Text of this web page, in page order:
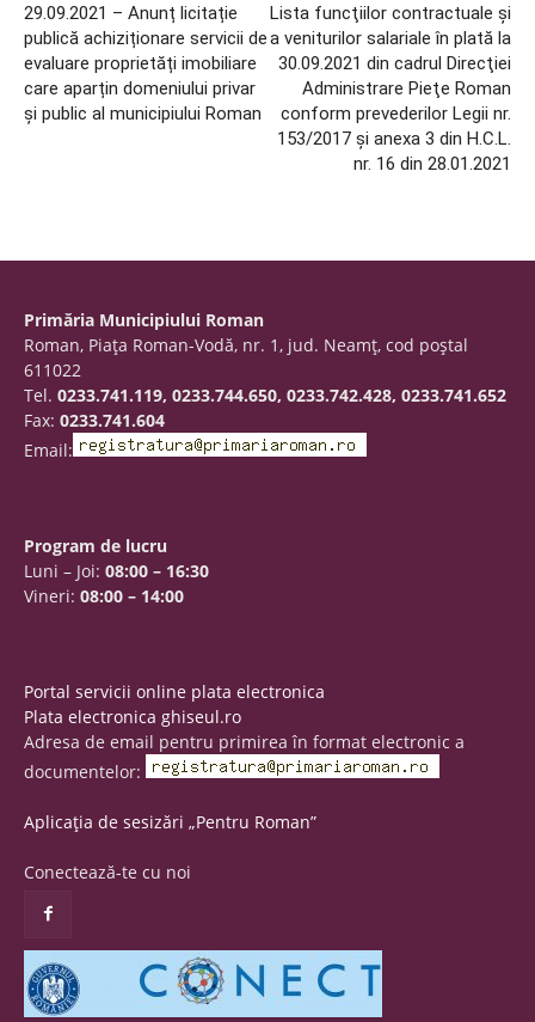
29.09.2021 – Anunț licitație
publică achiziționare servicii de
evaluare proprietăți imobiliare
care aparțin domeniului privar
și public al municipiului Roman
Lista funcţiilor contractuale şi
a veniturilor salariale în plată la
30.09.2021 din cadrul Direcţiei
Administrare Pieţe Roman
conform prevederilor Legii nr.
153/2017 şi anexa 3 din H.C.L.
nr. 16 din 28.01.2021
Primăria Municipiului Roman
Roman, Piaţa Roman-Vodă, nr. 1, jud. Neamţ, cod poştal
611022
Tel. 0233.741.119, 0233.744.650, 0233.742.428, 0233.741.652
Fax: 0233.741.604
Email:
Program de lucru
Luni – Joi: 08:00 – 16:30
Vineri: 08:00 – 14:00
Portal servicii online plata electronica
Plata electronica ghiseul.ro
Adresa de email pentru primirea în format electronic a
documentelor:
Aplicația de sesizări „Pentru Roman”
Conectează-te cu noi